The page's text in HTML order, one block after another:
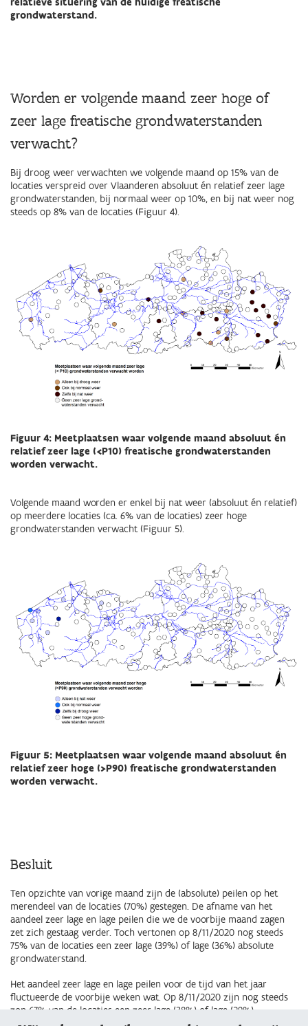
grondwaterstand.
Worden er volgende maand zeer hoge of
zeer lage freatische grondwaterstanden
verwacht?
Bij droog weer verwachten we volgende maand op 15% van de
locaties verspreid over Vlaanderen absoluut én relatief zeer lage
grondwaterstanden, bij normaal weer op 10%, en bij nat weer nog
steeds op 8% van de locaties (Figuur 4).
Figuur 4: Meetplaatsen waar volgende maand absoluut én
relatief zeer lage (<P10) freatische grondwaterstanden
worden verwacht.
Volgende maand worden er enkel bij nat weer (absoluut én relatief)
op meerdere locaties (ca. 6% van de locaties) zeer hoge
grondwaterstanden verwacht (Figuur 5).
Figuur 5: Meetplaatsen waar volgende maand absoluut én
relatief zeer hoge (>P90) freatische grondwaterstanden
worden verwacht.
Besluit
Ten opzichte van vorige maand zijn de (absolute) peilen op het
merendeel van de locaties (70%) gestegen. De afname van het
aandeel zeer lage en lage peilen die we de voorbije maand zagen
zet zich gestaag verder. Toch vertonen op 8/11/2020 nog steeds
75% van de locaties een zeer lage (39%) of lage (36%) absolute
grondwaterstand.
Het aandeel zeer lage en lage peilen voor de tijd van het jaar
fluctueerde de voorbije weken wat. Op 8/11/2020 zijn nog steeds
zon 67% van de locaties een zeer lage (38%) of lage (29%)